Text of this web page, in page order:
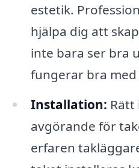
estetik.
hjälpa dig att
inte bara ser bra
fungerar bra
Installation:
avgörande för
erfaren